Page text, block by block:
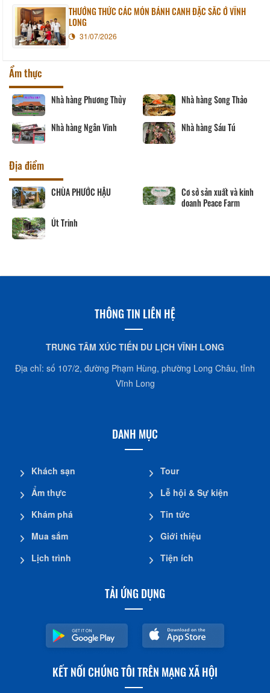
THƯỞNG THỨC CÁC MÓN BÁNH CANH ĐẶC SẮC Ở VĨNH
LONG
31/07/2026
Ẩm thực
Nhà hàng Phương Thủy Nhà hàng Song Thảo
Nhà hàng Ngân Vinh Nhà hàng Sáu Tú
Địa điểm
CHÙA PHƯỚC HẬU
Cơ sở sản xuất và kinh
doanh Peace Farm
Út Trinh
THÔNG TIN LIÊN HỆ
TRUNG TÂM XÚC TIẾN DU LỊCH VĨNH LONG
Địa chỉ: số 107/2, đường Phạm Hùng, phường Long Châu, tỉnh
Vĩnh Long
DANH MỤC
Khách sạn
Ẩm thực
Khám phá
Mua sắm
Lịch trình
Tour
Lễ hội & Sự kiện
Tin tức
Giới thiệu
Tiện ích
TẢI ỨNG DỤNG
KẾT NỐI CHÚNG TÔI TRÊN MẠNG XÃ HỘI